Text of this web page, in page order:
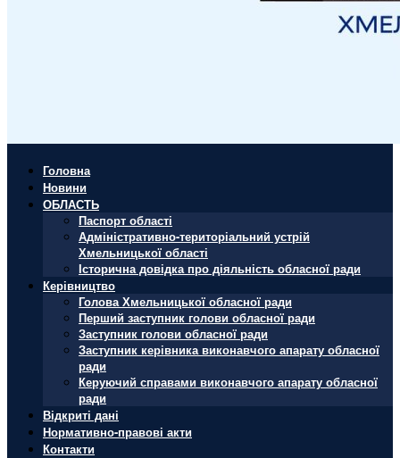
Головна
Новини
ОБЛАСТЬ
Паспорт області
Адміністративно-територіальний устрій
Хмельницької області
Історична довідка про діяльність обласної ради
Керівництво
Голова Хмельницької обласної ради
Перший заступник голови обласної ради
Заступник голови обласної ради
Заступник керівника виконавчого апарату обласної
ради
Керуючий справами виконавчого апарату обласної
ради
Відкриті дані
Нормативно-правові акти
Контакти